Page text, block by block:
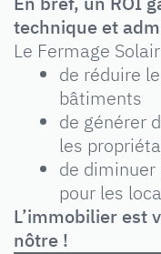
technique et
Le Fermage
de réduire
bâtiments
de générer
les
de diminuer
pour les
L’immobilier est
nôtre !